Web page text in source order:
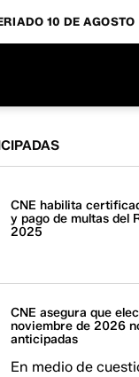
10 DE AGOSTO
CNE habilita
y pago de multas del
2025
CNE asegura que
noviembre de 2026
anticipadas
En medio de